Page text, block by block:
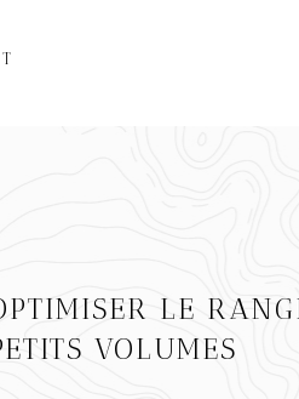
LE
VOLUMES